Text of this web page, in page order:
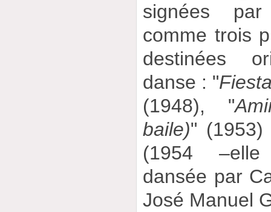
signées
comme trois
destinées
danse : "
(1948), "
baile)"
(1954
dansée par
José Manuel